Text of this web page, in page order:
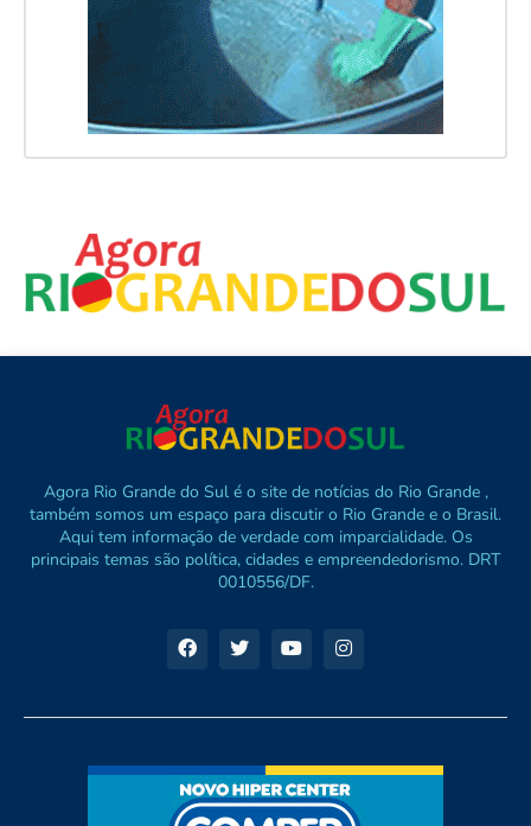
Agora Rio Grande do Sul é o site de notícias do Rio Grande ,
também somos um espaço para discutir o Rio Grande e o Brasil.
Aqui tem informação de verdade com imparcialidade. Os
principais temas são política, cidades e empreendedorismo. DRT
0010556/DF.